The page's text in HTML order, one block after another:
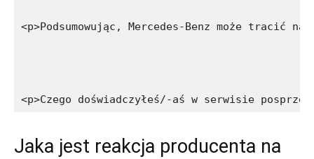
<p>Podsumowując, Mercedes-Benz może
<p>Czego doświadczyłeś/-aś w serwisie
Jaka jest⁤ reakcja ‍producenta ​na